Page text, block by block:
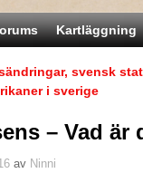
Kartläggning
svensk
i sverige
– Vad är
av Ninni